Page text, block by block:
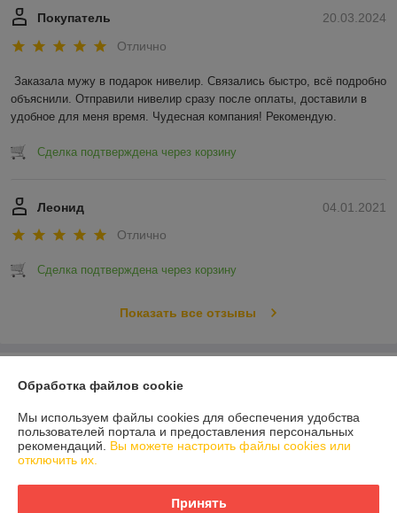
20.03.2024
Покупатель
Отлично
Заказала мужу в подарок нивелир. Связались быстро, всё подробно
объяснили. Отправили нивелир сразу после оплаты, доставили в
удобное для меня время. Чудесная компания! Рекомендую.
Сделка подтверждена через корзину
04.01.2021
Леонид
Отлично
Сделка подтверждена через корзину
Показать все отзывы
Контакты
Доставка и оплата
Обработка файлов cookie
Мы используем файлы cookies для обеспечения удобства
пользователей портала и предоставления персональных
рекомендаций. Вы можете настроить файлы cookies или
отключить их.
Принять